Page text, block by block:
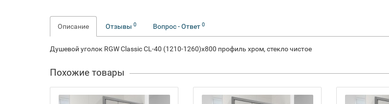
Описание Отзывы 0 Вопрос - Ответ 0
Душевой уголок RGW Classic CL-40 (1210-1260)х800 профиль хром, стекло чистое
Похожие товары